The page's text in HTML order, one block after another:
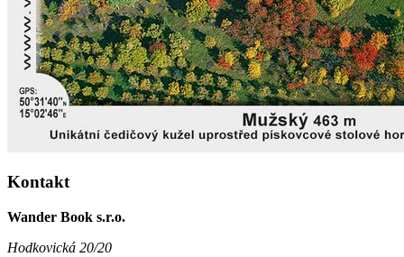
Kontakt
Wander Book s.r.o.
Hodkovická 20/20